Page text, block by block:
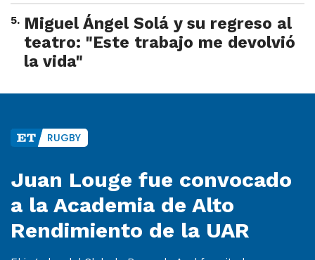
5. Miguel Ángel Solá y su regreso al
teatro: "Este trabajo me devolvió
la vida"
RUGBY
Juan Louge fue convocado
a la Academia de Alto
Rendimiento de la UAR